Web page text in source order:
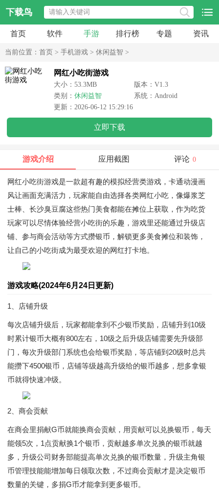
下载鸟
首页 软件 手游 排行榜 专题 资讯
当前位置： 首页 > 手机游戏 > 休闲益智 >
网红小吃街游戏
大小：53.3MB
版本：V1.3
类别： 休闲益智
系统：Android
更新：2026-06-12 15:29:16
立即下载
游戏介绍 应用截图 评论 0
网红小吃街游戏是一款超有趣的模拟经营类游戏，卡通动漫画
风让画面充满活力，玩家能自由选择各类网红小吃，像爆浆芝
士棒、长沙臭豆腐这些热门美食都能在摊位上获取，作为吃货
玩家可以尽情体验经营小吃街的乐趣，游戏里还能通过升级店
铺、参与商会活动等方式攒银币，解锁更多美食摊位和装饰，
让自己的小吃街成为最受欢迎的网红打卡地。
游戏攻略(2024年6月24日更新)
1、店铺升级
每次店铺升级后，玩家都能拿到不少银币奖励，店铺升到10级
时累计银币大概有800左右，10级之后升级店铺需要先升级部
门，每次升级部门系统也会给银币奖励，等店铺到20级时总共
能攒下4500银币，店铺等级越高升级给的银币越多，想多拿银
币就得快速冲级。
2、商会贡献
在商会里捐献G币就能换商会贡献，用贡献可以兑换银币，每天
能领5次，1点贡献换1个银币，贡献越多单次兑换的银币就越
多，升级公司财务部能提高单次兑换的银币数量，升级主角银
币管理技能能增加每日领取次数，不过商会贡献才是决定银币
数量的关键，多捐G币才能拿到更多银币。